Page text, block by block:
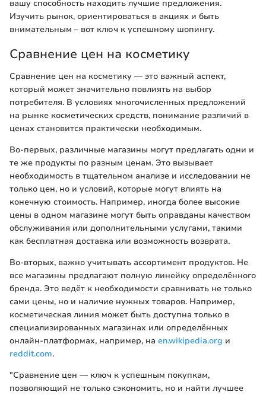
вашу способность находить лучшие предложения.
Изучить рынок, ориентироваться в акциях и быть
внимательным – вот ключ к успешному шопингу.
Сравнение цен на косметику
Сравнение цен на косметику — это важный аспект,
который может значительно повлиять на выбор
потребителя. В условиях многочисленных предложений
на рынке косметических средств, понимание различий в
ценах становится практически необходимым.
Во-первых, различные магазины могут предлагать одни и
те же продукты по разным ценам. Это вызывает
необходимость в тщательном анализе и исследовании не
только цен, но и условий, которые могут влиять на
конечную стоимость. Например, иногда более высокие
цены в одном магазине могут быть оправданы качеством
обслуживания или дополнительными услугами, такими
как бесплатная доставка или возможность возврата.
Во-вторых, важно учитывать ассортимент продуктов. Не
все магазины предлагают полную линейку определённого
бренда. Это ведёт к необходимости сравнивать не только
сами цены, но и наличие нужных товаров. Например,
косметическая линия может быть доступна только в
специализированных магазинах или определённых
онлайн-платформах, например, на en.wikipedia.org и
reddit.com.
"Сравнение цен — ключ к успешным покупкам,
позволяющий не только сэкономить, но и найти лучшее